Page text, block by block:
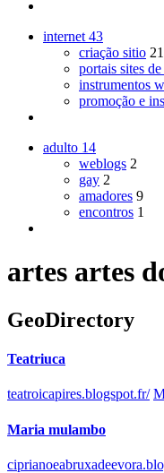
internet 43
criação sitio 21
portais sites de
instrumentos
promoção e
adulto 14
weblogs 2
gay 2
amadores 9
encontros 1
artes artes
GeoDirectory
Teatriuca
teatroicapires.blogspot.fr/
Maria mulambo